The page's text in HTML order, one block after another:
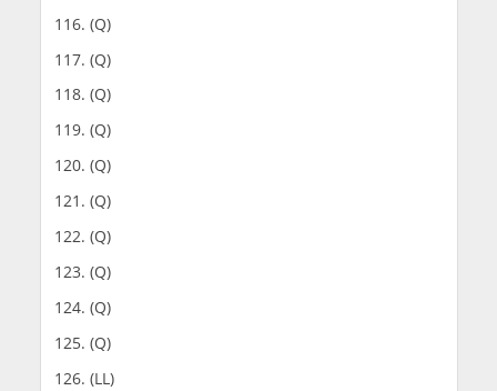
(Q)
(Q)
(Q)
(Q)
(Q)
(Q)
(Q)
(Q)
(Q)
(Q)
(LL)